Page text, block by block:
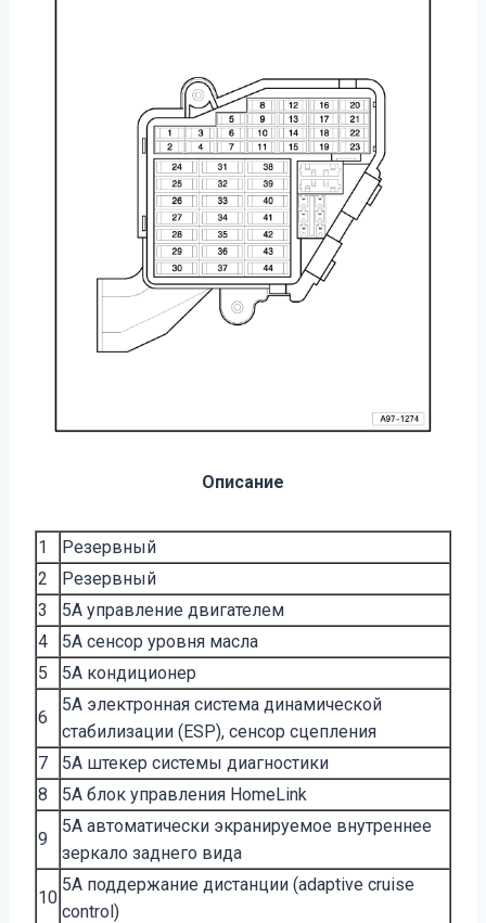
Описание
1
Резервный
2
Резервный
3
5A управление двигателем
4
5A сенсор уровня масла
5
5A кондиционер
6
5A электронная система динамической
стабилизации (ESP), сенсор сцепления
7
5A штекер системы диагностики
8
5A блок управления HomeLink
9
5A автоматически экранируемое внутреннее
зеркало заднего вида
10
5A поддержание дистанции (adaptive cruise
control)